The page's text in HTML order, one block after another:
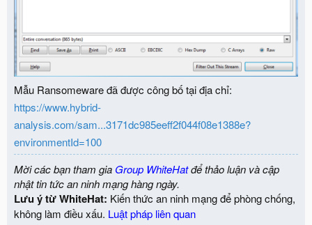
Mẫu Ransomeware đã được công bố tại địa chỉ:
https://www.hybrid-
analysis.com/sam...3171dc985eeff2f044f08e1388e?
environmentId=100
Mời các bạn tham gia Group WhiteHatđể thảo luận và cập
nhật tin tức an ninh mạng hàng ngày.
Lưu ý từ WhiteHat: Kiến thức an ninh mạng để phòng chống,
không làm điều xấu. Luật pháp liên quan